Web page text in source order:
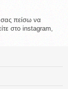
σας πείσω να
στο instagram,